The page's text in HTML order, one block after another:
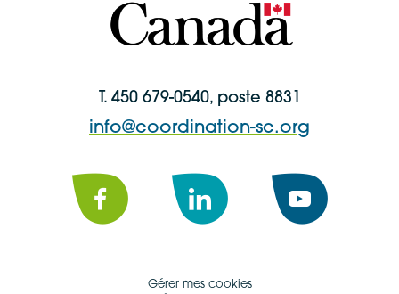
T. 450 679-0540, poste 8831
info@coordination-sc.org
Facebook LinkedIn YouTube
Gérer mes cookies